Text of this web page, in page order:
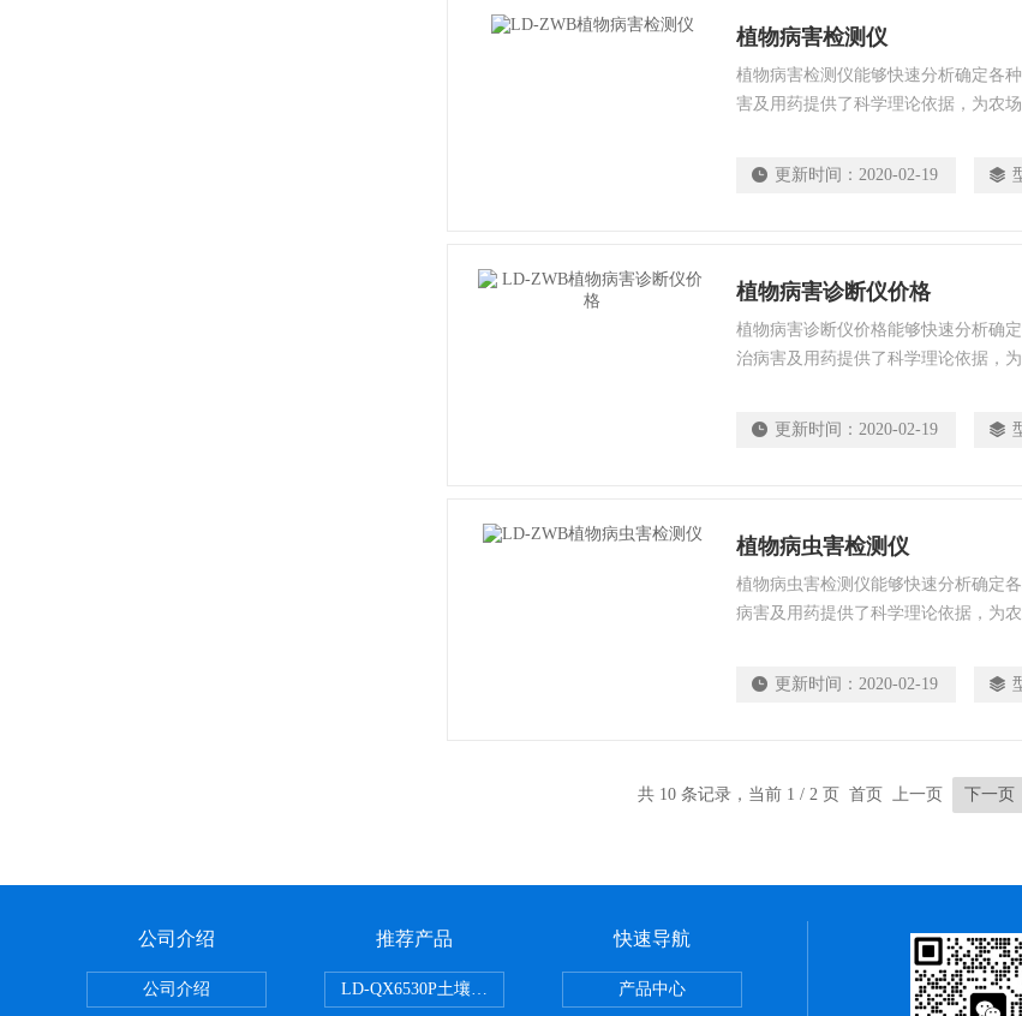
植物病害检测仪
植物病害检测仪能够快速分析确定各
害及用药提供了科学理论依据，为农
更新时间： 2020-02-19
植物病害诊断仪价格
植物病害诊断仪价格能够快速分析确
治病害及用药提供了科学理论依据，
更新时间： 2020-02-19
植物病虫害检测仪
植物病虫害检测仪能够快速分析确定
病害及用药提供了科学理论依据，为
更新时间： 2020-02-19
共 10 条记录，当前 1 / 2 页 首页 上一页 下一页
公司介绍
公司介绍
推荐产品
LD-QX6530P土壤氧化还原电位检测仪
快速导航
产品中心